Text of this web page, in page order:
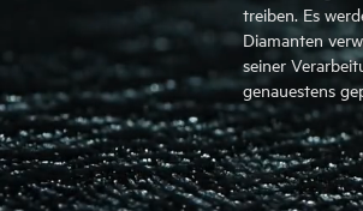
treiben. Es
Diamanten
seiner
genauestens